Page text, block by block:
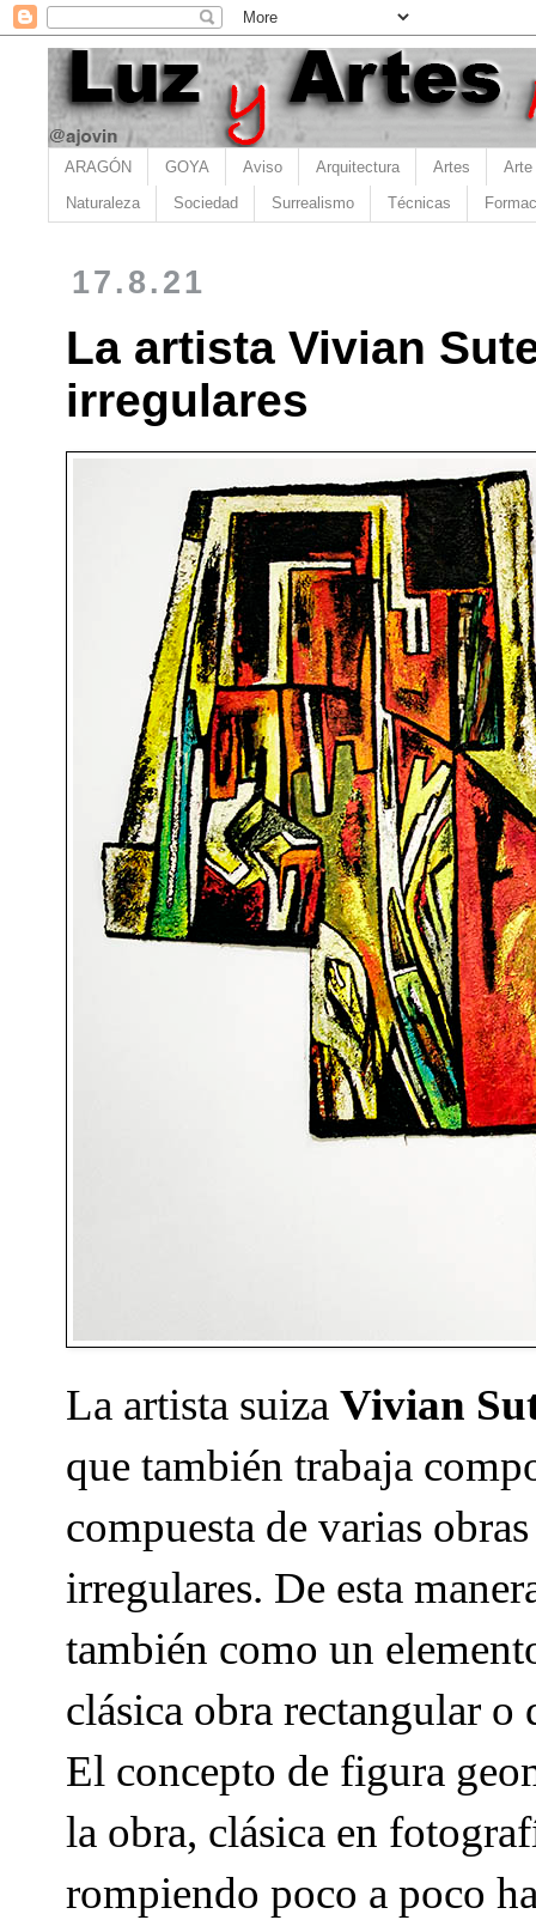
ARAGÓN GOYA Aviso Arquitectura Artes Arte
Naturaleza Sociedad Surrealismo Técnicas
17.8.21
La artista Vivian
irregulares
La artista suiza Vivian
que también trabaja
compuesta de varias
irregulares. De esta
también como un
clásica obra rectangular
El concepto de figura
la obra, clásica en
rompiendo poco a poco